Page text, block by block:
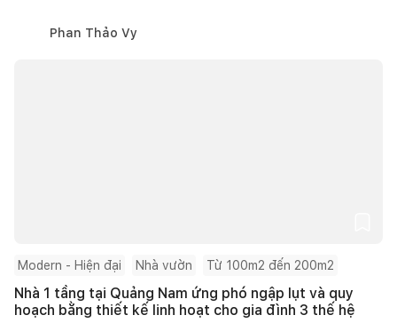
Phan Thảo Vy
Modern - Hiện đại Nhà vườn Từ 100m2 đến 200m2
Nhà 1 tầng tại Quảng Nam ứng phó ngập lụt và quy
hoạch bằng thiết kế linh hoạt cho gia đình 3 thế hệ